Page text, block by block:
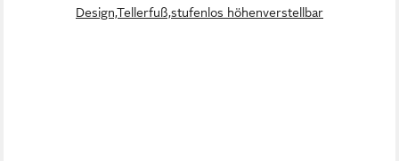
Design,Tellerfuß,stufenlos höhenverstellbar